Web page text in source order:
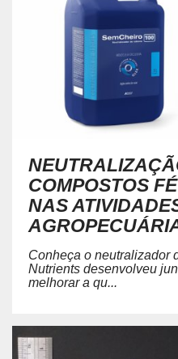
COMPOSTOS
NAS
Conheça o neutralizador
Nutrients desenvolveu
melhorar a qu...